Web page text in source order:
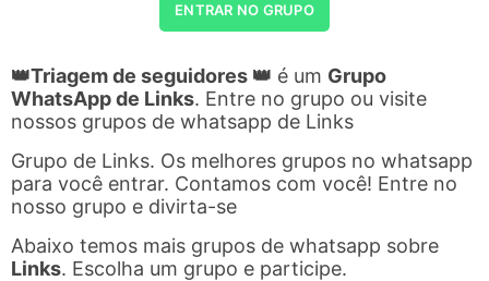
ENTRAR NO GRUPO
👑Triagem de seguidores 👑 é um Grupo
WhatsApp de Links. Entre no grupo ou visite
nossos grupos de whatsapp de Links
Grupo de Links. Os melhores grupos no whatsapp
para você entrar. Contamos com você! Entre no
nosso grupo e divirta-se
Abaixo temos mais grupos de whatsapp sobre
Links. Escolha um grupo e participe.